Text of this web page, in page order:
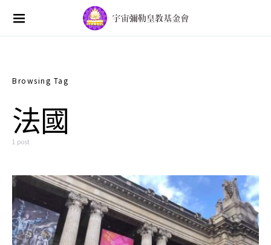
Search for:
Browsing Tag
法國
1 post